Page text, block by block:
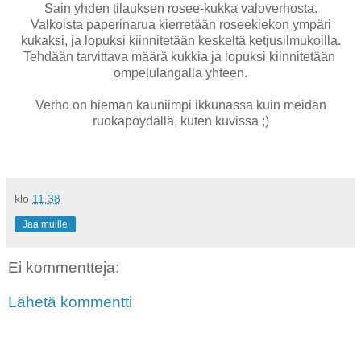
Sain yhden tilauksen rosee-kukka valoverhosta.
Valkoista paperinarua kierretään roseekiekon ympäri
kukaksi, ja lopuksi kiinnitetään keskeltä ketjusilmukoilla.
Tehdään tarvittava määrä kukkia ja lopuksi kiinnitetään
ompelulangalla yhteen.
Verho on hieman kauniimpi ikkunassa kuin meidän
ruokapöydällä, kuten kuvissa ;)
klo 11.38
Jaa muille
Ei kommentteja:
Lähetä kommentti